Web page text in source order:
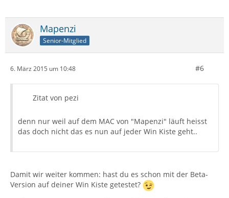
Mapenzi
Senior-Mitglied
6. März 2015 um 10:48 #6
Zitat von pezi
denn nur weil auf dem MAC von "Mapenzi" läuft heisst
das doch nicht das es nun auf jeder Win Kiste geht..
Damit wir weiter kommen: hast du es schon mit der Beta-
Version auf deiner Win Kiste getestet?